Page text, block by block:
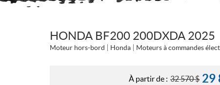
HONDA BF200 200DXDA 2025
Moteur hors-bord Honda Moteurs à commandes
À partir de : 32 570$ 29